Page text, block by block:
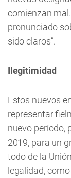
comienzan
pronunciado
sido claros”.
Ilegitimidad
Estos nuevos
representar
nuevo período,
2019, para un
todo de la
legalidad,